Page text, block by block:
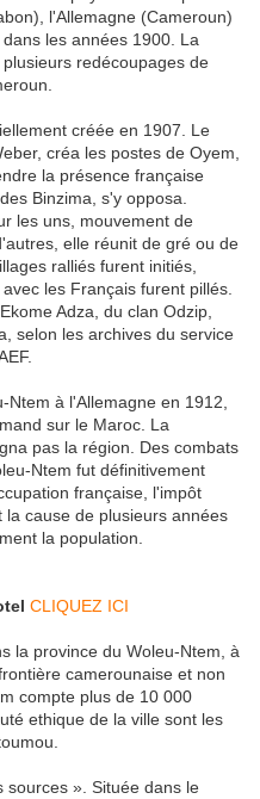
l'Allemagne (Cameroun)
les années 1900. La
redécoupages de
créée en 1907. Le
créa les postes de Oyem,
la présence française
Binzima, s'y opposa.
les uns, mouvement de
elle réunit de gré ou de
ralliés furent initiés,
les Français furent pillés.
Adza, du clan Odzip,
selon les archives du service
à l'Allemagne en 1912,
sur le Maroc. La
pas la région. Des combats
Ntem fut définitivement
française, l'impôt
cause de plusieurs années
la population.
CLIQUEZ ICI
la province du Woleu-Ntem, à
camerounaise et non
compte plus de 10 000
ethique de la ville sont les
sources ». Située dans le